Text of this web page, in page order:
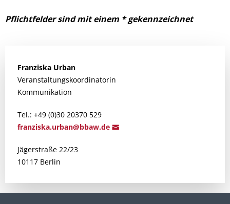
Pflichtfelder sind mit einem * gekennzeichnet
Franziska Urban
Veranstaltungskoordinatorin
Kommunikation
Tel.: +49 (0)30 20370 529
franziska.urban@bbaw.de
Jägerstraße 22/23
10117 Berlin